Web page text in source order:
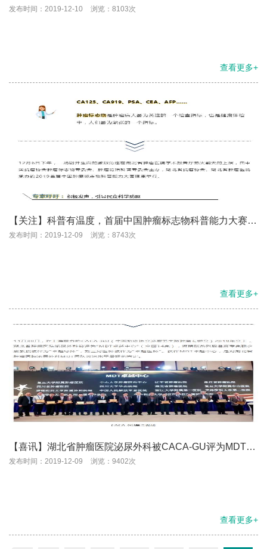
习班” 在汉成功举办
发布时间：2019-12-10 浏览：8103次
查看更多+
【关注】科普有温度，首届中国肿瘤标志物科普能力大赛在
汉举行
发布时间：2019-12-09 浏览：8743次
查看更多+
【喜讯】湖北省肿瘤医院泌尿外科被CACA-GU评为MDT卓
越中心
发布时间：2019-12-09 浏览：9402次
查看更多+